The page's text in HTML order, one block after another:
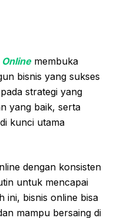
Onlinemembuka
bisnis yang sukses
strategi yang
yang baik, serta
kunci utama
dengan konsisten
untuk mencapai
ini, bisnis online bisa
mampu bersaing di